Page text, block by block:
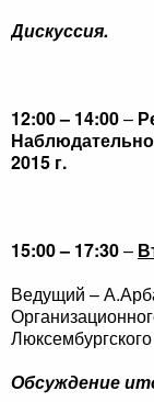
Дискуссия.
12:00 – 14:00–
2015 г.
15:00 – 17:30–
Ведущий –
Обсуждение